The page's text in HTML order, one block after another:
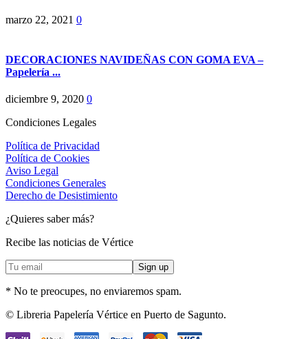
marzo 22, 2021 0
DECORACIONES NAVIDEÑAS CON GOMA EVA –
Papelería ...
diciembre 9, 2020 0
Condiciones Legales
Política de Privacidad
Política de Cookies
Aviso Legal
Condiciones Generales
Derecho de Desistimiento
¿Quieres saber más?
Recibe las noticias de Vértice
* No te preocupes, no enviaremos spam.
Facebook
Instagram
© Libreria Papelería Vértice en Puerto de Sagunto.